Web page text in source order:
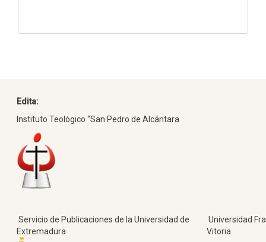
Edita:
Instituto Teológico “San Pedro de Alcántara
Servicio de Publicaciones de la Universidad de
Extremadura
Universidad
Vitoria